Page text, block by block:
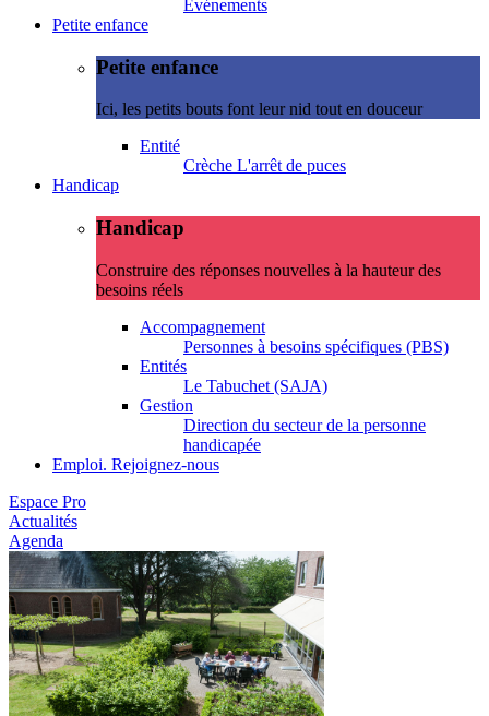
Evénements
Petite enfance
Petite enfance
Ici, les petits bouts font leur nid tout en douceur
Entité
Crèche L'arrêt de puces
Handicap
Handicap
Construire des réponses nouvelles à la hauteur des
besoins réels
Accompagnement
Personnes à besoins spécifiques (PBS)
Entités
Le Tabuchet (SAJA)
Gestion
Direction du secteur de la personne
handicapée
Emploi. Rejoignez-nous
Espace Pro
Actualités
Agenda